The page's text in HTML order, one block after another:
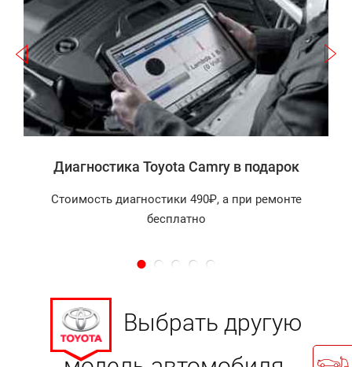
Диагностика Toyota Camry в подарок
Стоимость диагностики 490₽, а при ремонте
бесплатно
Выбрать другую